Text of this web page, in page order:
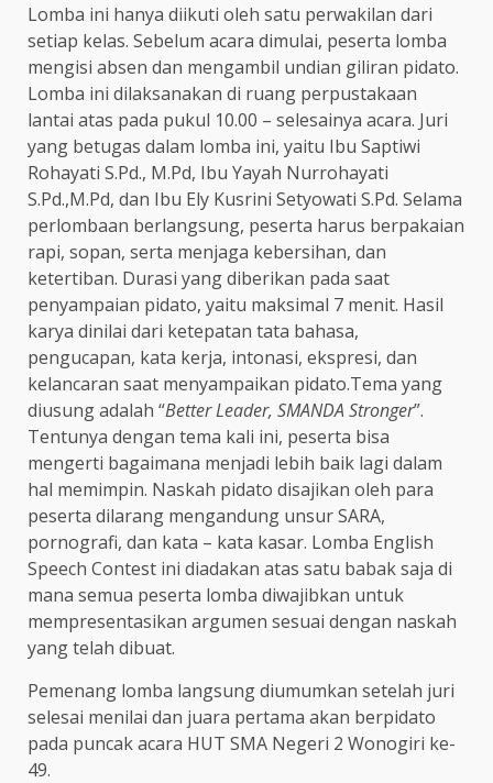
Lomba ini hanya diikuti oleh satu perwakilan dari
setiap kelas. Sebelum acara dimulai, peserta lomba
mengisi absen dan mengambil undian giliran pidato.
Lomba ini dilaksanakan di ruang perpustakaan
lantai atas pada pukul 10.00 – selesainya acara. Juri
yang betugas dalam lomba ini, yaitu Ibu Saptiwi
Rohayati S.Pd., M.Pd, Ibu Yayah Nurrohayati
S.Pd.,M.Pd, dan Ibu Ely Kusrini Setyowati S.Pd. Selama
perlombaan berlangsung, peserta harus berpakaian
rapi, sopan, serta menjaga kebersihan, dan
ketertiban. Durasi yang diberikan pada saat
penyampaian pidato, yaitu maksimal 7 menit. Hasil
karya dinilai dari ketepatan tata bahasa,
pengucapan, kata kerja, intonasi, ekspresi, dan
kelancaran saat menyampaikan pidato.Tema yang
diusung adalah “Better Leader, SMANDA Stronger”.
Tentunya dengan tema kali ini, peserta bisa
mengerti bagaimana menjadi lebih baik lagi dalam
hal memimpin. Naskah pidato disajikan oleh para
peserta dilarang mengandung unsur SARA,
pornografi, dan kata – kata kasar. Lomba English
Speech Contest ini diadakan atas satu babak saja di
mana semua peserta lomba diwajibkan untuk
mempresentasikan argumen sesuai dengan naskah
yang telah dibuat.
Pemenang lomba langsung diumumkan setelah juri
selesai menilai dan juara pertama akan berpidato
pada puncak acara HUT SMA Negeri 2 Wonogiri ke-
49.